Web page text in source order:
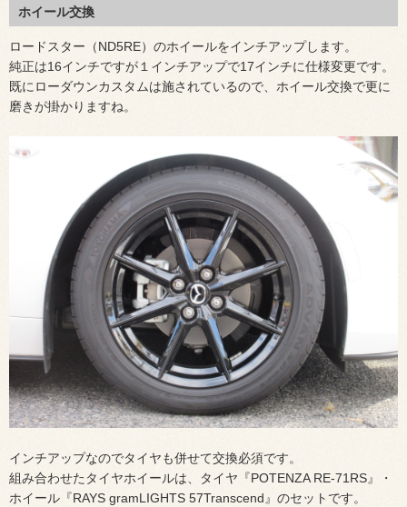
ホイール交換
ロードスター（ND5RE）のホイールをインチアップします。
純正は16インチですが１インチアップで17インチに仕様変更です。
既にローダウンカスタムは施されているので、ホイール交換で更に
磨きが掛かりますね。
インチアップなのでタイヤも併せて交換必須です。
組み合わせたタイヤホイールは、タイヤ『POTENZA RE-71RS』・
ホイール『RAYS gramLIGHTS 57Transcend』のセットです。